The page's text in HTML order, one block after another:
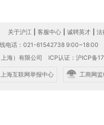
关于沪江 客服中心 诚聘英才 法
电话：021-61542738 9:00~18:00
海）有限公司 ICP认证：沪ICP备
上海互联网举报中心 工商网